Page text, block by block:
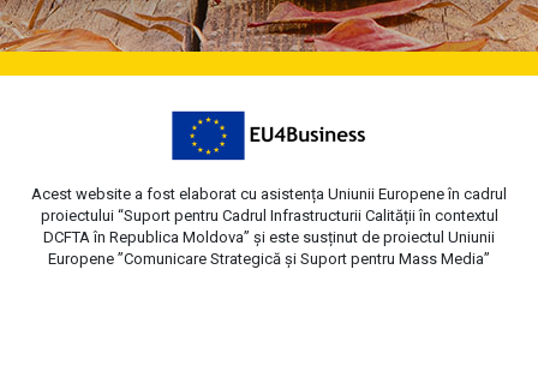
Acest website a fost elaborat cu asistența Uniunii Europene în cadrul
proiectului “Suport pentru Cadrul Infrastructurii Calității în contextul
DCFTA în Republica Moldova” și este susținut de proiectul Uniunii
Europene ”Comunicare Strategică și Suport pentru Mass Media”